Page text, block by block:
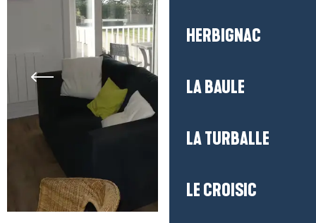
HERBIGNAC
LA BAULE
LA TURBALLE
LE CROISIC